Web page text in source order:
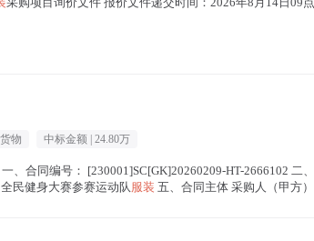
货物 中标金额 | 24.80万
一、合同编号： [230001]SC[GK]20260209-HT-2666102 二
民健身大赛参赛运动队服装 五、合同主体 采购人（甲方